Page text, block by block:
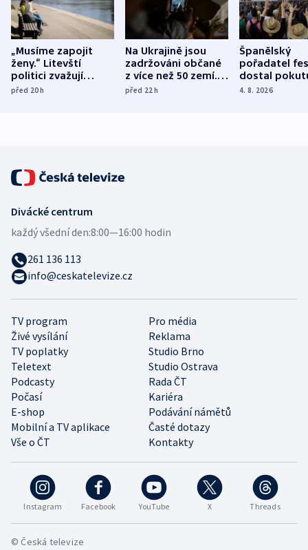
„Musíme zapojit
ženy.“ Litevští
politici zvažují
dohodu o
před 20h
Na Ukrajině jsou
zadržováni občané
z více než 50 zemí.
Bojovali na straně
před 22h
Španělský
pořadatel
dostal
nekalé
4. 8. 2026
Instagram Facebook YouTube X Threads
TV program
Pro média
Živé vysílání
Reklama
TV poplatky
Studio Brno
Teletext
Studio Ostrava
Podcasty
Rada ČT
Počasí
Kariéra
E-shop
Podávání námětů
Mobilní a TV aplikace
Časté dotazy
Vše o ČT
Kontakty
Divácké centrum
každý všední den:8:00—16:00 hodin
261 136 113
info@ceskatelevize.cz
© Česká televize